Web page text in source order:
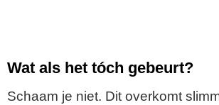
Wat als het tóch gebeurt?
Schaam je niet. Dit overkomt